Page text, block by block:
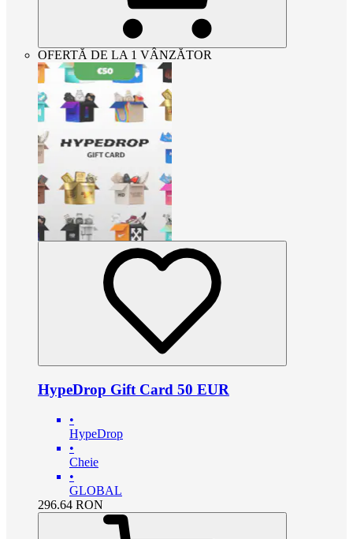
OFERTĂ DE LA 1 VÂNZĂTOR
HypeDrop Gift Card 50 EUR
•
HypeDrop
•
Cheie
•
GLOBAL
296.64 RON